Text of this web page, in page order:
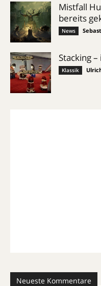
Mistfall
bereits
News
Stacking
Klassik
Neueste Kommentare